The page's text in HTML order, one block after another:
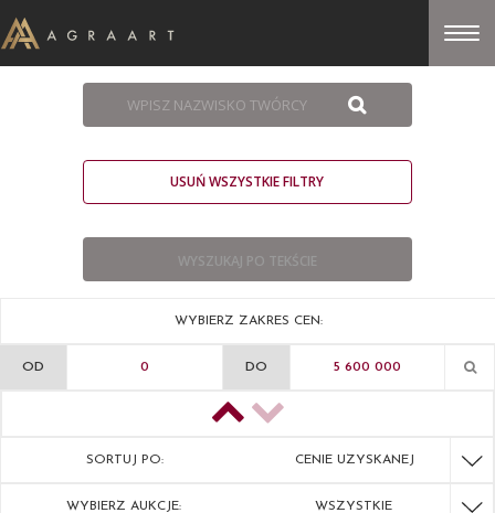
USUŃ WSZYSTKIE FILTRY
WYBIERZ ZAKRES CEN:
OD DO
SORTUJ PO: CENIE UZYSKANEJ
WYBIERZ AUKCJE: WSZYSTKIE